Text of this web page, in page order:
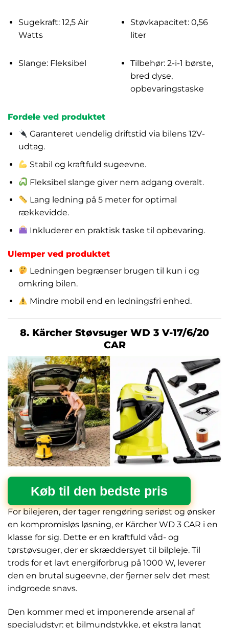
Sugekraft: 12,5 Air
Watts
Støvkapacitet: 0,56
liter
Slange: Fleksibel
Tilbehør: 2-i-1 børste,
bred dyse,
opbevaringstaske
Fordele ved produktet
Garanteret uendelig driftstid via bilens 12V-
udtag.
Stabil og kraftfuld sugeevne.
Fleksibel slange giver nem adgang overalt.
Lang ledning på 5 meter for optimal
rækkevidde.
Inkluderer en praktisk taske til opbevaring.
Ulemper ved produktet
Ledningen begrænser brugen til kun i og
omkring bilen.
Mindre mobil end en ledningsfri enhed.
8. Kärcher Støvsuger WD 3 V-17/6/20
CAR
Køb til den bedste pris
For bilejeren, der tager rengøring seriøst og ønsker
en kompromisløs løsning, er Kärcher WD 3 CAR i en
klasse for sig. Dette er en kraftfuld våd- og
tørstøvsuger, der er skræddersyet til bilpleje. Til
trods for et lavt energiforbrug på 1000 W, leverer
den en brutal sugeevne, der fjerner selv det mest
indgroede snavs.
Den kommer med et imponerende arsenal af
specialudstyr: et bilmundstykke, et ekstra langt